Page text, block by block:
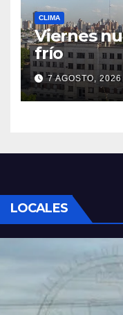
CLIMA
Viernes
frío
7 AGOSTO, 2026
LOCALES